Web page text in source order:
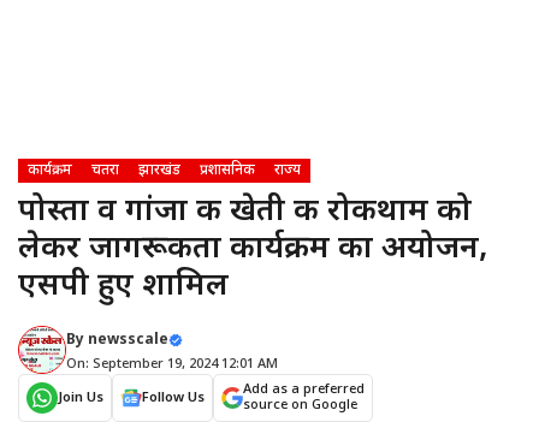
कार्यक्रम चतरा झारखंड प्रशासनिक राज्य
पोस्ता व गांजा की खेती की रोकथाम को
लेकर जागरूकता कार्यक्रम का अयोजन,
एसपी हुए शामिल
By newsscale
On: September 19, 2024 12:01 AM
Join Us
Follow Us
Add as a preferred
source on Google